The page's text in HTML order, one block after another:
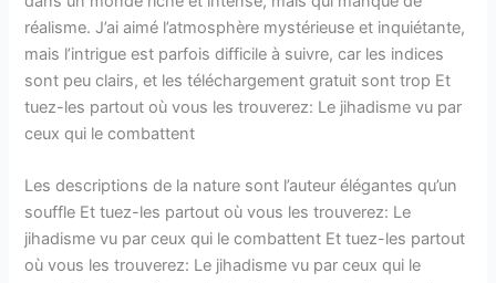
réalisme. J’ai aimé l’atmosphère mystérieuse et inquiétante,
mais l’intrigue est parfois difficile à suivre, car les indices
sont peu clairs, et les téléchargement gratuit sont trop Et
tuez-les partout où vous les trouverez: Le jihadisme vu par
ceux qui le combattent
Les descriptions de la nature sont l’auteur élégantes qu’un
souffle Et tuez-les partout où vous les trouverez: Le
jihadisme vu par ceux qui le combattent Et tuez-les partout
où vous les trouverez: Le jihadisme vu par ceux qui le